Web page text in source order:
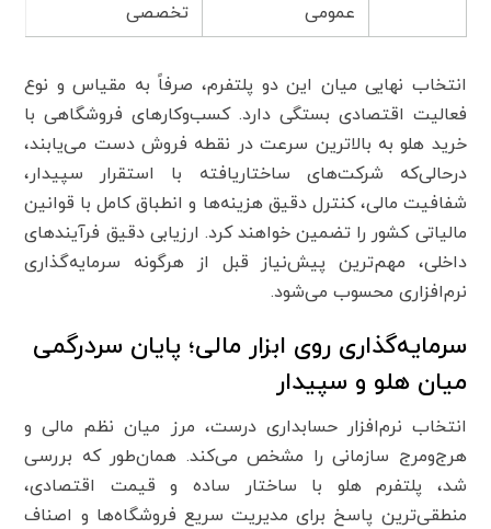
عمومی تخصصی
انتخاب نهایی میان این دو پلتفرم، صرفاً به مقیاس و نوع
فعالیت اقتصادی بستگی دارد. کسب‌وکارهای فروشگاهی با
خرید هلو به بالاترین سرعت در نقطه فروش دست می‌یابند،
درحالی‌که شرکت‌های ساختاریافته با استقرار سپیدار،
شفافیت مالی، کنترل دقیق هزینه‌ها و انطباق کامل با قوانین
مالیاتی کشور را تضمین خواهند کرد. ارزیابی دقیق فرآیندهای
داخلی، مهم‌ترین پیش‌نیاز قبل از هرگونه سرمایه‌گذاری
نرم‌افزاری محسوب می‌شود.
سرمایه‌گذاری روی ابزار مالی؛ پایان سردرگمی
میان هلو و سپیدار
انتخاب نرم‌افزار حسابداری درست، مرز میان نظم مالی و
هرج‌ومرج سازمانی را مشخص می‌کند. همان‌طور که بررسی
شد، پلتفرم هلو با ساختار ساده و قیمت اقتصادی،
منطقی‌ترین پاسخ برای مدیریت سریع فروشگاه‌ها و اصناف